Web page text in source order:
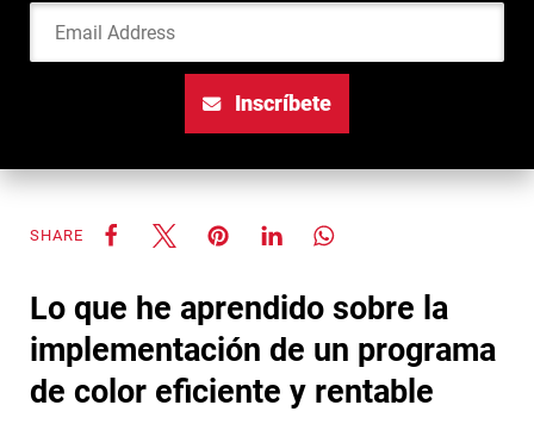
SHARE
Email Address
Inscríbete
Lo que he aprendido sobre la
implementación de un programa
de color eficiente y rentable